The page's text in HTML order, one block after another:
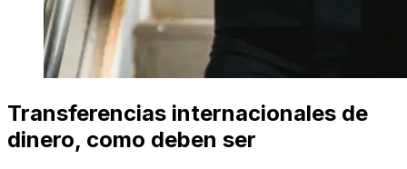
Transferencias internacionales de
dinero, como deben ser